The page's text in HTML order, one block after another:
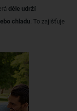
déle udrží
chladu . To zajišťuje